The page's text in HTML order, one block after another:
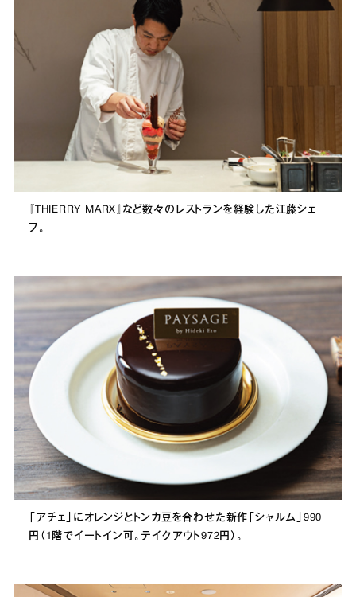
『THIERRY MARX』など数々のレストランを経験した江藤シェ
フ。
「アチェ」にオレンジとトンカ豆を合わせた新作「シャルム」990
円（1階でイートイン可。テイクアウト972円）。